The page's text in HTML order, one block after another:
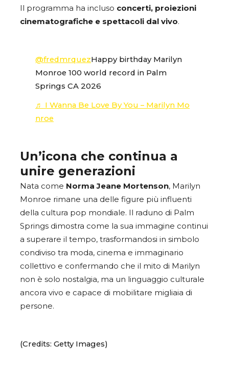
Il programma ha incluso concerti, proiezioni
cinematografiche e spettacoli dal vivo.
@fredmrquezHappy birthday Marilyn
Monroe 100 world record in Palm
Springs CA 2026
♬ I Wanna Be Love By You – Marilyn Mo
nroe
Un’icona che continua a
unire generazioni
Nata come Norma Jeane Mortenson, Marilyn
Monroe rimane una delle figure più influenti
della cultura pop mondiale. Il raduno di Palm
Springs dimostra come la sua immagine continui
a superare il tempo, trasformandosi in simbolo
condiviso tra moda, cinema e immaginario
collettivo e confermando che il mito di Marilyn
non è solo nostalgia, ma un linguaggio culturale
ancora vivo e capace di mobilitare migliaia di
persone.
(Credits: Getty Images)